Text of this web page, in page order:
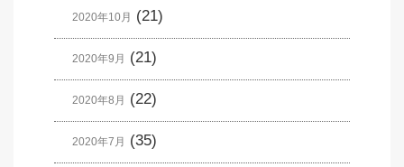
2020年10月 (21)
2020年9月 (21)
2020年8月 (22)
2020年7月 (35)